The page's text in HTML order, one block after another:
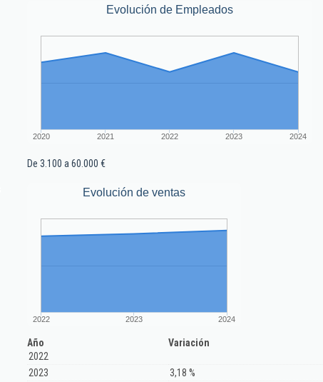
Evolución de Empleados
2020 2021 2022 2023 2024
De 3.100 a 60.000 €
Evolución de ventas
2022 2023 2024
Año
Variación
2022
2023
3,18 %